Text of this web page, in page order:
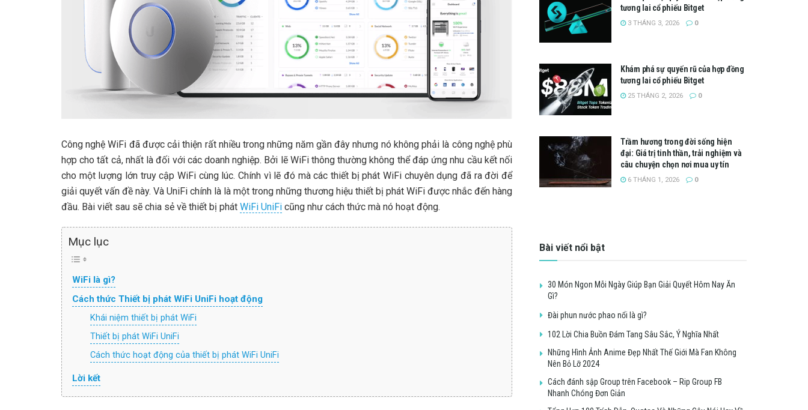
Công nghệ WiFi đã được cải thiện rất nhiều trong những năm gần đây nhưng nó không phải là công nghệ phù
hợp cho tất cả, nhất là đối với các doanh nghiệp. Bởi lẽ WiFi thông thường không thể đáp ứng nhu cầu kết nối
cho một lượng lớn truy cập WiFi cùng lúc. Chính vì lẽ đó mà các thiết bị phát WiFi chuyên dụng đã ra đời để
giải quyết vấn đề này. Và UniFi chính là là một trong những thương hiệu thiết bị phát WiFi được nhắc đến hàng
đầu. Bài viết sau sẽ chia sẻ về thiết bị phát WiFi UniFi cũng như cách thức mà nó hoạt động.
Mục lục
WiFi là gì?
Cách thức Thiết bị phát WiFi UniFi hoạt động
Khái niệm thiết bị phát WiFi
Thiết bị phát WiFi UniFi
Cách thức hoạt động của thiết bị phát WiFi UniFi
Lời kết
tương lai cổ phiếu Bitget
3 THÁNG 3, 2026 0
Khám phá sự quyến rũ của hợp đồng
tương lai cổ phiếu Bitget
25 THÁNG 2, 2026 0
Trầm hương trong đời sống hiện
đại: Giá trị tinh thần, trải nghiệm và
câu chuyện chọn nơi mua uy tín
6 THÁNG 1, 2026 0
Bài viết nổi bật
30 Món Ngon Mỗi Ngày Giúp Bạn Giải Quyết Hôm Nay Ăn
Gì?
Đài phun nước phao nổi là gì?
102 Lời Chia Buồn Đám Tang Sâu Sắc, Ý Nghĩa Nhất
Những Hình Ảnh Anime Đẹp Nhất Thế Giới Mà Fan Không
Nên Bỏ Lỡ 2024
Cách đánh sập Group trên Facebook – Rip Group FB
Nhanh Chóng Đơn Giản